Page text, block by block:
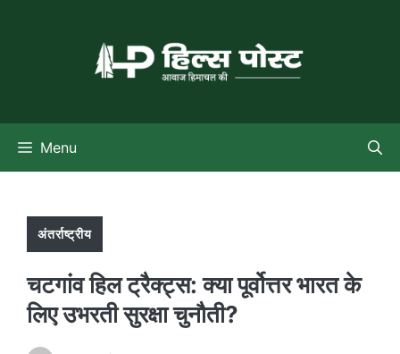
Menu
अंतर्राष्ट्रीय
चटगांव हिल ट्रैक्ट्स: क्या पूर्वोत्तर भारत के
लिए उभरती सुरक्षा चुनौती?